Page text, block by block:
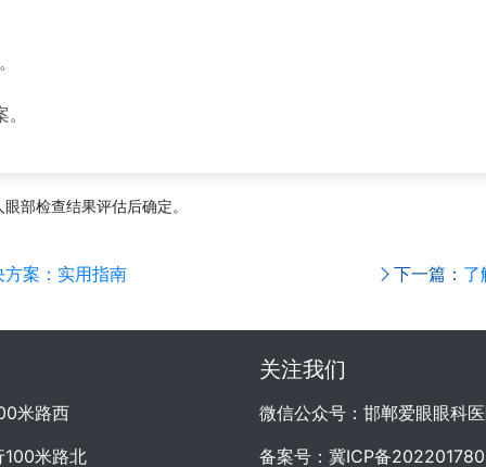
部检查结果评估后确定。
案：实用指南 下一篇：
米路西
100米路北
关注我们
微信公众号：邯郸爱眼眼科
备案号： 冀ICP备